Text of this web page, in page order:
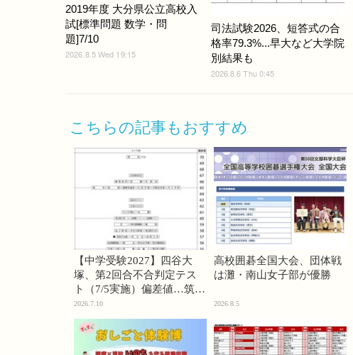
2019年度 大分県公立高校入
試[標準問題 数学・問
題]7/10
2026.8.5 Wed 19:15
司法試験2026、短答式の合
格率79.3%...早大など大学院
別結果も
2026.8.6 Thu 0:45
こちらの記事もおすすめ
【中学受験2027】四谷大
塚、第2回合不合判定テス
ト（7/5実施）偏差値…筑駒
74・桜蔭70＜PR＞
2026.7.10
高校囲碁全国大会、団体戦
は灘・南山女子部が優勝
2026.8.5